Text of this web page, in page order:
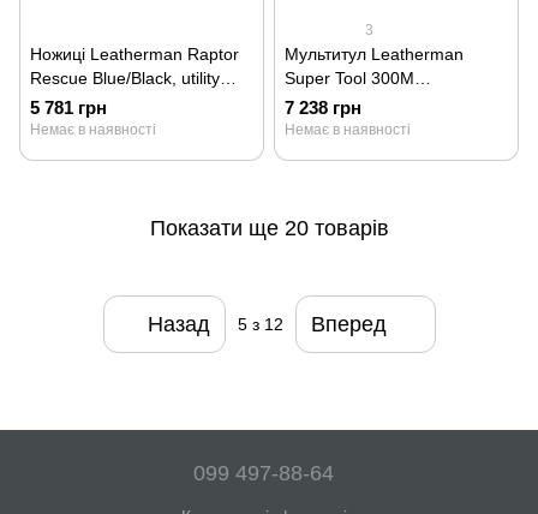
Ножиці Leatherman Raptor
Rescue Blue/Black, utility
чохол 833064
5 781 грн
Немає в наявності
3
Мультитул Leatherman
Super Tool 300M
Black/Coyote, чохол Molle
832762
7 238 грн
Немає в наявності
Показати ще 20 товарів
Назад 5з 12 Вперед
099 497-88-64